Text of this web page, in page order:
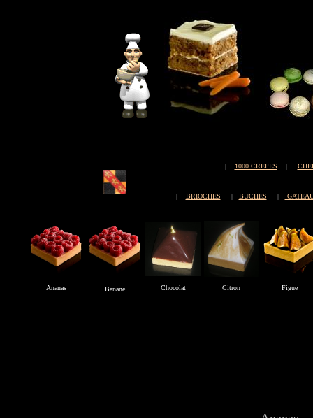
| 1000 CREPES |
| BRIOCHES | BUCHES |
Ananas Banane Chocolat Citron Figue